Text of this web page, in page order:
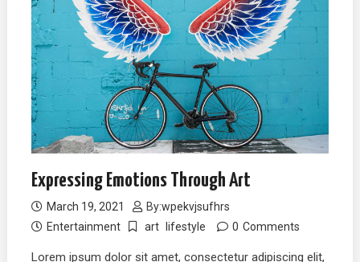
Expressing Emotions Through Art
March 19, 2021 By:wpekvjsufhrs
Entertainment
art lifestyle 0 Comments
Lorem ipsum dolor sit amet, consectetur adipiscing elit,